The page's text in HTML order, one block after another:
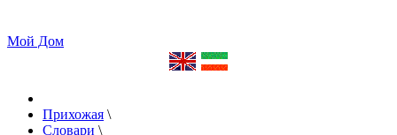
Мой Дом
Прихожая \
Словари \